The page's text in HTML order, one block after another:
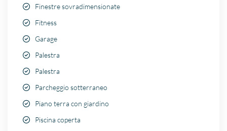
Finestre sovradimensionate
Fitness
Garage
Palestra
Palestra
Parcheggio sotterraneo
Piano terra con giardino
Piscina coperta